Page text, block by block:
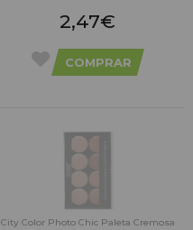
2,47€
COMPRAR
City Color Photo Chic Paleta Cremosa